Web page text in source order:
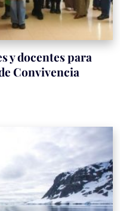
y docentes para
Convivencia